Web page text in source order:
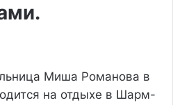
Миша Романова в
на отдыхе в Шарм-